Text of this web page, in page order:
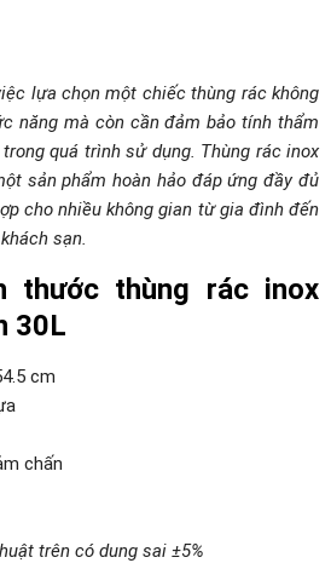
lựa chọn một chiếc thùng rác không
năng mà còn cần đảm bảo tính thẩm
quá trình sử dụng. Thùng rác inox
sản phẩm hoàn hảo đáp ứng đầy đủ
cho nhiều không gian từ gia đình đến
sạn.
thước thùng rác inox
30L
cm
chấn
trên có dung sai ±5%